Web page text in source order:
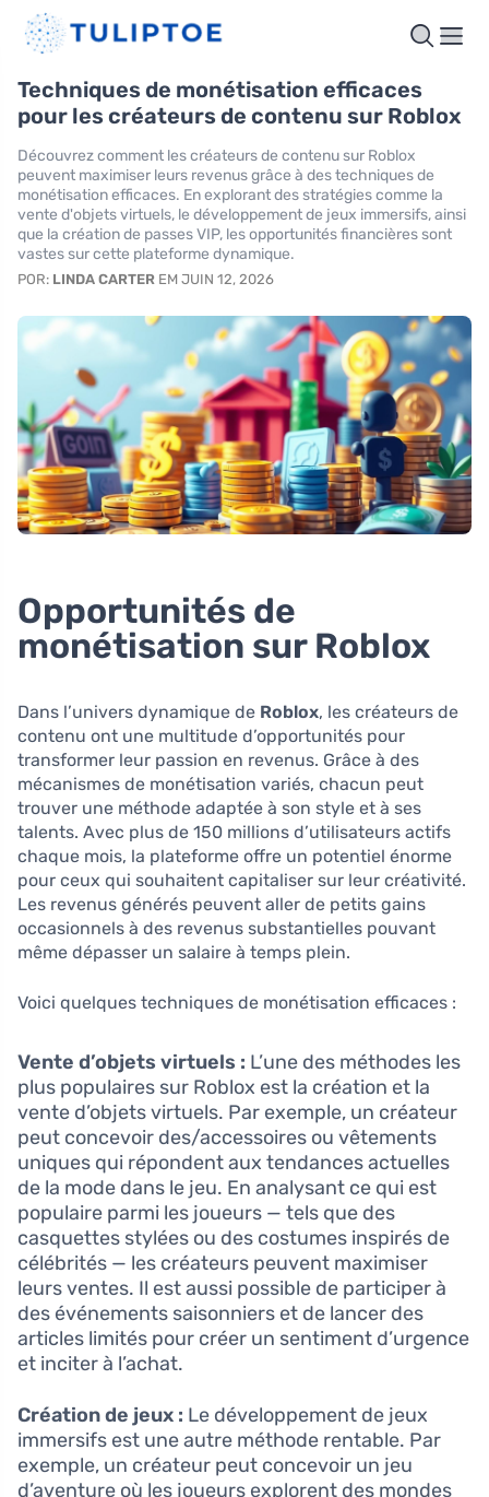
Techniques de monétisation efficaces
pour les créateurs de contenu sur Roblox
Découvrez comment les créateurs de contenu sur Roblox
peuvent maximiser leurs revenus grâce à des techniques de
monétisation efficaces. En explorant des stratégies comme la
vente d'objets virtuels, le développement de jeux immersifs, ainsi
que la création de passes VIP, les opportunités financières sont
vastes sur cette plateforme dynamique.
POR: LINDA CARTER EM JUIN 12, 2026
Opportunités de
monétisation sur Roblox
Dans l’univers dynamique de Roblox, les créateurs de
contenu ont une multitude d’opportunités pour
transformer leur passion en revenus. Grâce à des
mécanismes de monétisation variés, chacun peut
trouver une méthode adaptée à son style et à ses
talents. Avec plus de 150 millions d’utilisateurs actifs
chaque mois, la plateforme offre un potentiel énorme
pour ceux qui souhaitent capitaliser sur leur créativité.
Les revenus générés peuvent aller de petits gains
occasionnels à des revenus substantielles pouvant
même dépasser un salaire à temps plein.
Voici quelques techniques de monétisation efficaces :
Vente d’objets virtuels : L’une des méthodes les
plus populaires sur Roblox est la création et la
vente d’objets virtuels. Par exemple, un créateur
peut concevoir des/accessoires ou vêtements
uniques qui répondent aux tendances actuelles
de la mode dans le jeu. En analysant ce qui est
populaire parmi les joueurs — tels que des
casquettes stylées ou des costumes inspirés de
célébrités — les créateurs peuvent maximiser
leurs ventes. Il est aussi possible de participer à
des événements saisonniers et de lancer des
articles limités pour créer un sentiment d’urgence
et inciter à l’achat.
Création de jeux : Le développement de jeux
immersifs est une autre méthode rentable. Par
exemple, un créateur peut concevoir un jeu
d’aventure où les joueurs explorent des mondes